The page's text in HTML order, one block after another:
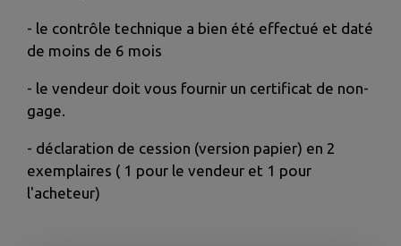
- ‎le contrôle technique a bien été effectué et daté
de moins de 6 mois
- ‎le vendeur doit vous fournir un certificat de non-
gage.
- ‎déclaration de cession (version papier) en 2
exemplaires ( 1 pour le vendeur et 1 pour
l'acheteur)